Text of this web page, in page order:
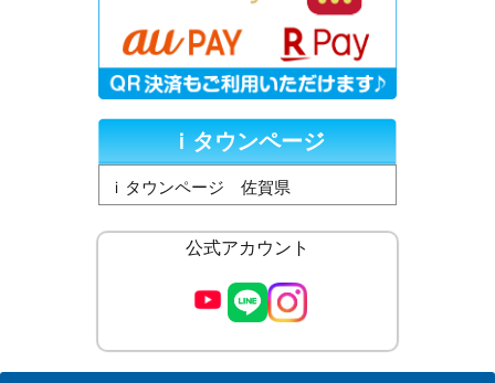
ｉタウンページ
ｉタウンページ 佐賀県
公式アカウント